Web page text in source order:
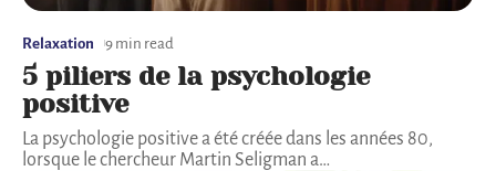
Relaxation 9 min read
5 piliers de la psychologie
positive
La psychologie positive a été créée dans les années 80,
lorsque le chercheur Martin Seligman a…